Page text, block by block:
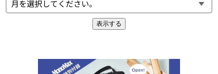
表示する